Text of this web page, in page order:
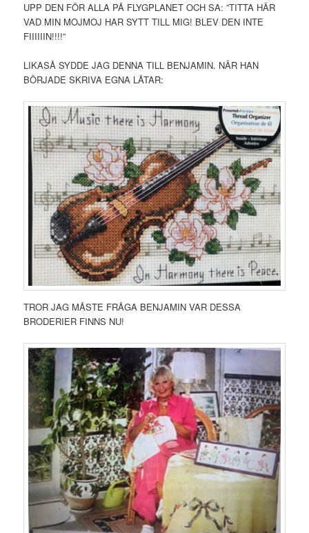
UPP DEN FÖR ALLA PÅ FLYGPLANET OCH SA: ”TITTA HÄR
VAD MIN MOJMOJ HAR SYTT TILL MIG! BLEV DEN INTE
FIIIIIIN!!!!”
LIKASÅ SYDDE JAG DENNA TILL BENJAMIN. NÄR HAN
BÖRJADE SKRIVA EGNA LÅTAR:
TROR JAG MÅSTE FRÅGA BENJAMIN VAR DESSA
BRODERIER FINNS NU!